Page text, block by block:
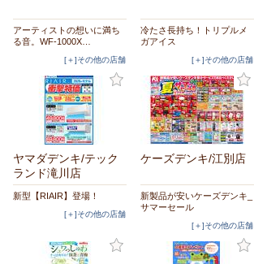
アーティストの想いに満ち
る音。WF-1000X…
[＋]その他の店舗
冷たさ長持ち！トリプルメ
ガアイス
[＋]その他の店舗
ヤマダデンキ/テック
ランド滝川店
新型【RIAIR】登場！
[＋]その他の店舗
ケーズデンキ/江別店
新製品が安いケーズデンキ_
サマーセール
[＋]その他の店舗